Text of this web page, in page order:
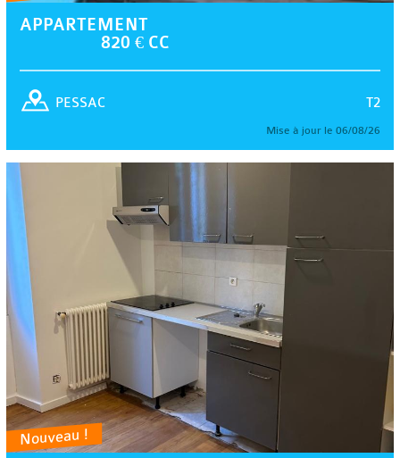
APPARTEMENT
820 € CC
T2
PESSAC
Mise à jour le 06/08/26
Nouveau !